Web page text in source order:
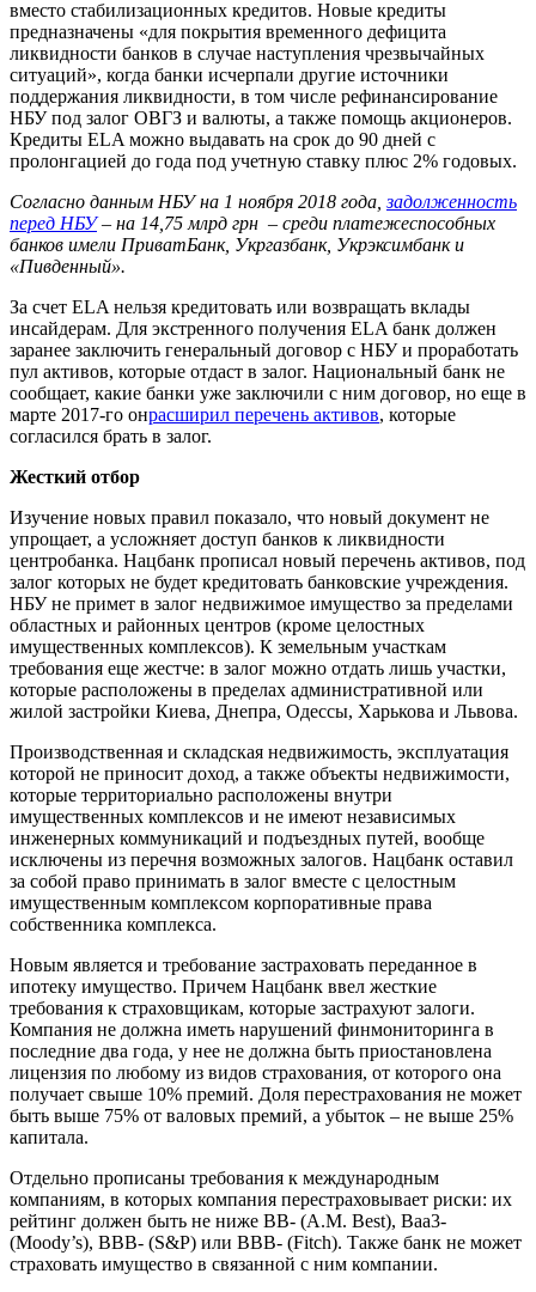
вместо стабилизационных кредитов. Новые кредиты
предназначены «для покрытия временного дефицита
ликвидности банков в случае наступления чрезвычайных
ситуаций», когда банки исчерпали другие источники
поддержания ликвидности, в том числе рефинансирование
НБУ под залог ОВГЗ и валюты, а также помощь акционеров.
Кредиты ELA можно выдавать на срок до 90 дней с
пролонгацией до года под учетную ставку плюс 2% годовых.
Согласно данным НБУ на 1 ноября 2018 года,задолженность
перед НБУ– на 14,75 млрд грн – среди платежеспособных
банков имели ПриватБанк, Укргазбанк, Укрэксимбанк и
«Пивденный».
За счет ELA нельзя кредитовать или возвращать вклады
инсайдерам. Для экстренного получения ELA банк должен
заранее заключить генеральный договор с НБУ и проработать
пул активов, которые отдаст в залог. Национальный банк не
сообщает, какие банки уже заключили с ним договор, но еще в
марте 2017-го онрасширил перечень активов, которые
согласился брать в залог.
Жесткий отбор
Изучение новых правил показало, что новый документ не
упрощает, а усложняет доступ банков к ликвидности
центробанка. Нацбанк прописал новый перечень активов, под
залог которых не будет кредитовать банковские учреждения.
НБУ не примет в залог недвижимое имущество за пределами
областных и районных центров (кроме целостных
имущественных комплексов). К земельным участкам
требования еще жестче: в залог можно отдать лишь участки,
которые расположены в пределах административной или
жилой застройки Киева, Днепра, Одессы, Харькова и Львова.
Производственная и складская недвижимость, эксплуатация
которой не приносит доход, а также объекты недвижимости,
которые территориально расположены внутри
имущественных комплексов и не имеют независимых
инженерных коммуникаций и подъездных путей, вообще
исключены из перечня возможных залогов. Нацбанк оставил
за собой право принимать в залог вместе с целостным
имущественным комплексом корпоративные права
собственника комплекса.
Новым является и требование застраховать переданное в
ипотеку имущество. Причем Нацбанк ввел жесткие
требования к страховщикам, которые застрахуют залоги.
Компания не должна иметь нарушений финмониторинга в
последние два года, у нее не должна быть приостановлена
лицензия по любому из видов страхования, от которого она
получает свыше 10% премий. Доля перестрахования не может
быть выше 75% от валовых премий, а убыток – не выше 25%
капитала.
Отдельно прописаны требования к международным
компаниям, в которых компания перестраховывает риски: их
рейтинг должен быть не ниже ВВ- (A.M. Best), Baa3-
(Moody’s), BBB- (S&P) или BBB- (Fitch). Также банк не может
страховать имущество в связанной с ним компании.